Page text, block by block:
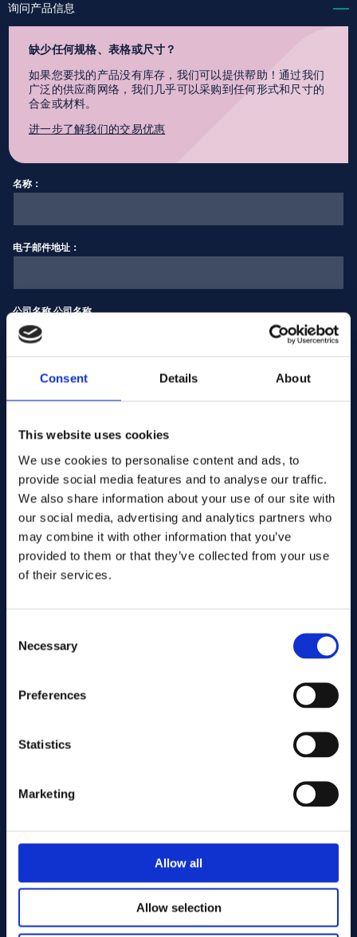
Consent Details About
This website uses cookies
We use cookies to personalise content and ads, to
provide social media features and to analyse our traffic.
We also share information about your use of our site with
our social media, advertising and analytics partners who
may combine it with other information that you’ve
provided to them or that they’ve collected from your use
of their services.
Selection
Necessary
Preferences
Statistics
Marketing
Allow all
Allow selection
询问产品信息
缺少任何规格、表格或尺寸？
如果您要找的产品没有库存，我们可以提供帮助！通过我们
广泛的供应商网络，我们几乎可以采购到任何形式和尺寸的
合金或材料。
进一步了解我们的交易优惠
名称：
电子邮件地址：
公司名称 公司名称
输入数量
您的信息
Associerade produkter
Alloy C-22 Tube/pipe 33.40 x 1000.00 ASTM B619 -